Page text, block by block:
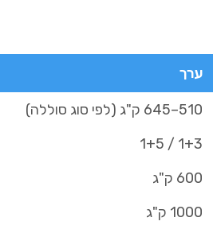
ערך
510–645 ק"ג (לפי סוג סוללה)
1+3 / 1+5
600 ק"ג
1000 ק"ג